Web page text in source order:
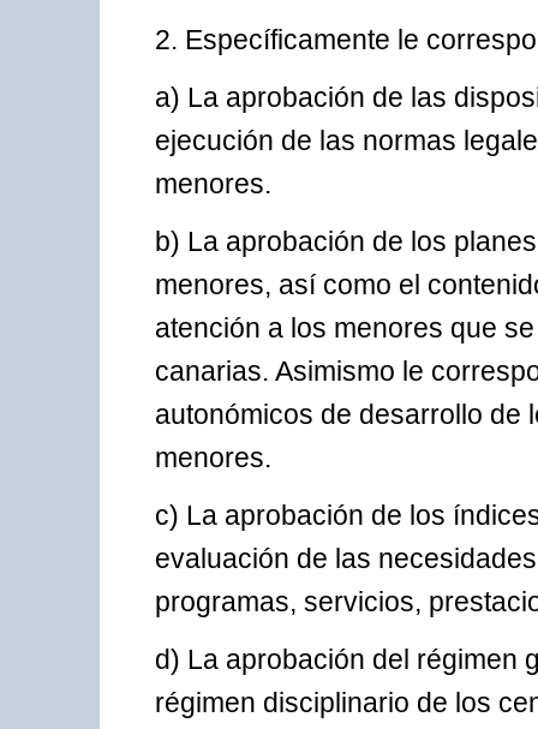
2. Específicamente le
a) La aprobación de las
ejecución de las normas
menores.
b) La aprobación de los
menores, así como el
atención a los menores que
canarias. Asimismo le
autonómicos de desarrollo de
menores.
c) La aprobación de los
evaluación de las
programas, servicios,
d) La aprobación del régimen
régimen disciplinario de los